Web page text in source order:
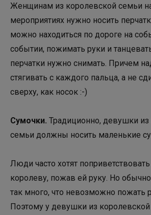
Женщинам из королевской семьи
мероприятиях нужно носить
можно находиться по дороге на
событии, пожимать руки и
перчатки нужно снимать. Причем
стягивать с каждого пальца, а не
сверху, как носок :-)
Сумочки. Традиционно, девушки из
семьи должны носить маленькие
Люди часто хотят
королеву, пожав ей руку. Но
так много, что невозможно пожать
Поэтому у девушки из